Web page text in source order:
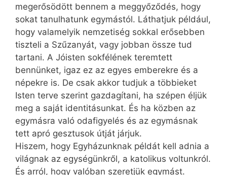
megerősödött bennem a meggyőződés, hogy
sokat tanulhatunk egymástól. Láthatjuk például,
hogy valamelyik nemzetiség sokkal erősebben
tiszteli a Szűzanyát, vagy jobban össze tud
tartani. A Jóisten sokfélének teremtett
bennünket, igaz ez az egyes emberekre és a
népekre is. De csak akkor tudjuk a többieket
Isten terve szerint gazdagítani, ha szépen éljük
meg a saját identitásunkat. És ha közben az
egymásra való odafigyelés és az egymásnak
tett apró gesztusok útját járjuk.
Hiszem, hogy Egyházunknak példát kell adnia a
világnak az egységünkről, a katolikus voltunkról.
És arról, hogy valóban szeretjük egymást.